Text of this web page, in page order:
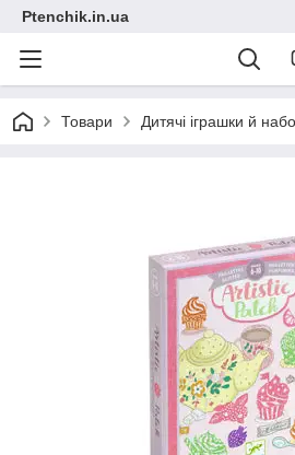
Ptenchik.in.ua
Товари Дитячі іграшки й